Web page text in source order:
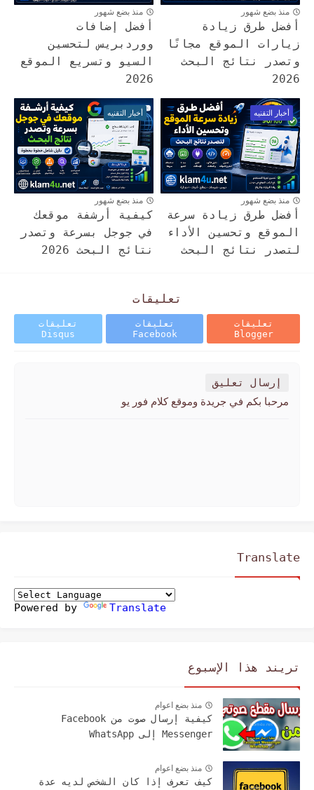
منذ بضع شهور
أفضل طرق زيادة
زيارات الموقع مجانًا
وتصدر نتائج البحث
2026
منذ بضع شهور
أفضل إضافات
ووردبريس لتحسين
السيو وتسريع الموقع
2026
أخبار التقنيه
منذ بضع شهور
أفضل طرق زيادة سرعة
الموقع وتحسين الأداء
لتصدر نتائج البحث
أخبار التقنيه
منذ بضع شهور
كيفية أرشفة موقعك
في جوجل بسرعة وتصدر
نتائج البحث 2026
تعليقات
تعليقات
Blogger
تعليقات
Facebook
تعليقات
Disqus
إرسال تعليق
مرحبا بكم في جريدة وموقع كلام فور يو
Translate
Powered by Translate
تريند هذا الإسبوع
منذ بضع اعوام
كيفية إرسال صوت من Facebook
Messenger إلى WhatsApp
منذ بضع اعوام
كيف تعرف إذا كان الشخص لديه عدة